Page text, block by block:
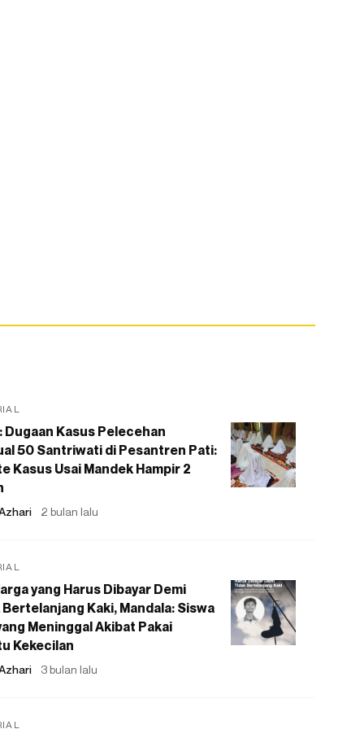
Dugaan Kasus Pelecehan
50 Santriwati di Pesantren Pati:
Kasus Usai Mandek Hampir 2
2 bulan lalu
yang Harus Dibayar Demi
Kaki, Mandala: Siswa
Meninggal Akibat Pakai
Kekecilan
3 bulan lalu